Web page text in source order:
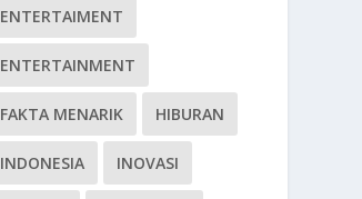
ENTERTAIMENT
ENTERTAINMENT
FAKTA MENARIK HIBURAN
INDONESIA INOVASI